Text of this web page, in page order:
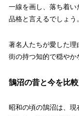
一線を画し、落ち着
品格と言えるでしょう。
著名人たちが愛した理
街の持つ知的で穏やか
鵠沼の昔と今を比
昭和の頃の鵠沼は、